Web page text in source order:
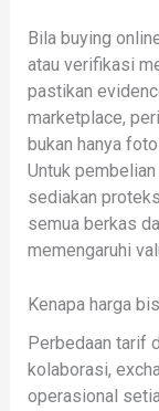
Bila buying
atau verifikasi
pastikan
marketplace,
bukan hanya
Untuk
sediakan
semua berkas
memengaruhi
Kenapa harga
Perbedaan tarif
kolaborasi,
operasional